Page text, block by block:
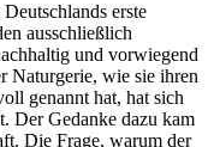
erste
ausschließlich
und vorwiegend
Naturgerie, wie sie ihren
genannt hat, hat sich
Der Gedanke dazu kam
Die Frage, warum der